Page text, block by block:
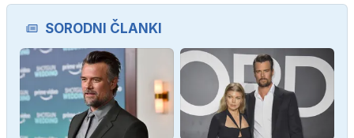
SORODNI ČLANKI